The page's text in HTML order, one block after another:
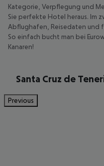
Kategorie, Verpflegung und
Sie perfekte Hotel heraus. Im
Abflughafen, Reisedaten und
So einfach bucht man bei
Kanaren!
Santa Cruz de
Previous